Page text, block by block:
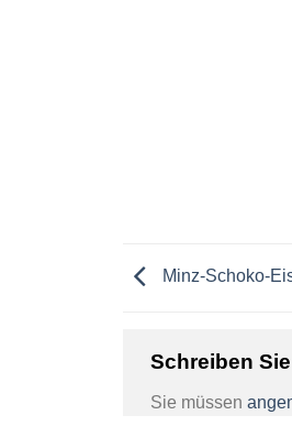
Minz-Schoko-
Schreiben
Sie müssen